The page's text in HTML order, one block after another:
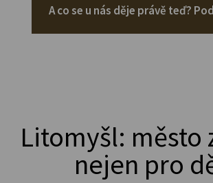
A co se u nás děje právě teď?
Litomyšl: město
nejen pro